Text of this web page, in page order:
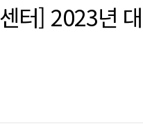
터] 2023년